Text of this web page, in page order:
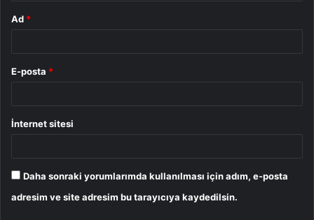
Ad *
E-posta *
İnternet sitesi
Daha sonraki yorumlarımda kullanılması için adım, e-posta
adresim ve site adresim bu tarayıcıya kaydedilsin.